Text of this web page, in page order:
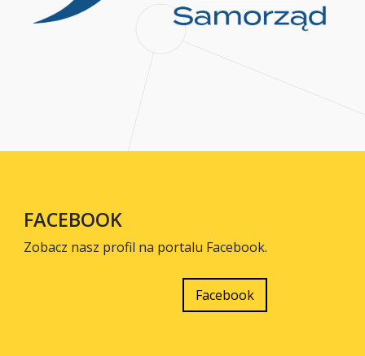
FACEBOOK
Zobacz nasz profil na portalu Facebook.
Facebook